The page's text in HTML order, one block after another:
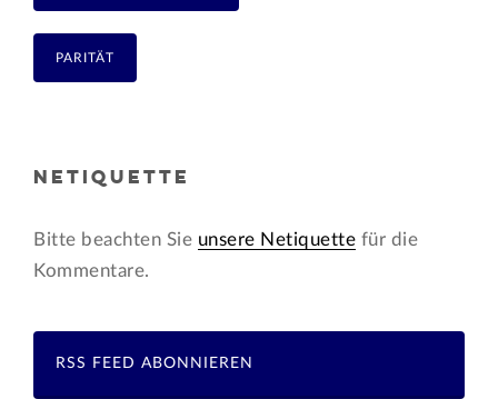
PARITÄT
NETIQUETTE
Bitte beachten Sie unsere Netiquette für die
Kommentare.
RSS FEED ABONNIEREN